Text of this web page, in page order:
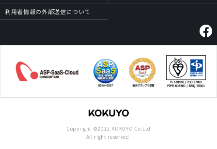
利用者情報の外部送信について
Copyright ©2011 KOKUYO Co.Ltd
All right reserved.